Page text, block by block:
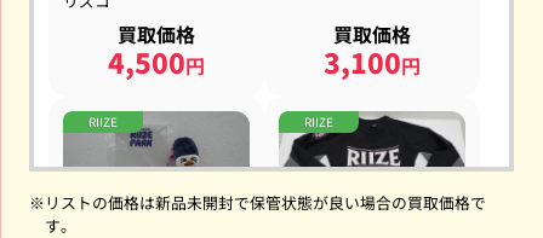
買取価格
4,500円
買取価格
3,100円
RIIZE RIIZE
※ リストの価格は新品未開封で保管状態が良い場合の買取価格で
す。